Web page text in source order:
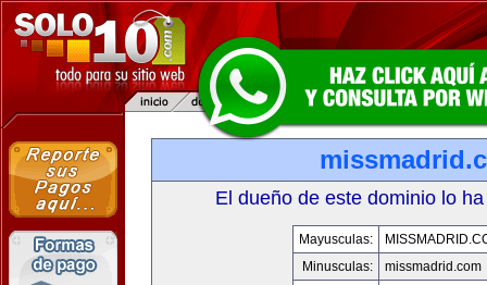
El dueño de este dominio lo
Mayusculas:
Minusculas:
missmadrid.com